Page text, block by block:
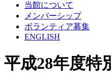
当館について
メンバーシップ
ボランティア募集
ENGLISH
平成28年度特